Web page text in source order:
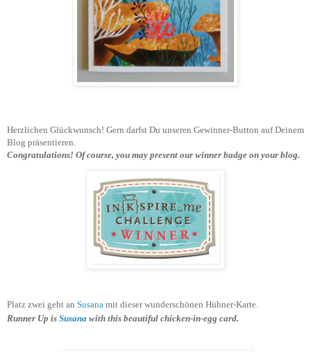
Herzlichen Glückwunsch! Gern darfst Du unseren Gewinner-Button auf Deinem
Blog präsentieren.
Congratulations! Of course, you may present our winner badge on your blog.
Platz zwei geht an Susana mit dieser wunderschönen Hühner-Karte
Runner Up is Susana with this beautiful chicken-in-egg card.